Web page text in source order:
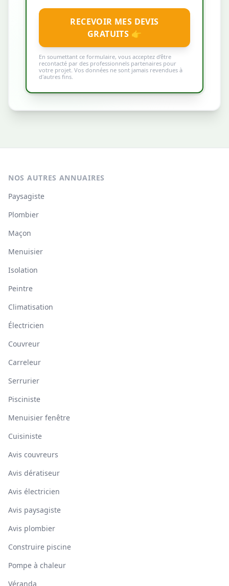
RECEVOIR MES DEVIS
GRATUITS 👉
En soumettant ce formulaire, vous acceptez d'être
recontacté par des professionnels partenaires pour
votre projet. Vos données ne sont jamais revendues à
d'autres fins.
NOS AUTRES ANNUAIRES
Paysagiste
Plombier
Maçon
Menuisier
Isolation
Peintre
Climatisation
Électricien
Couvreur
Carreleur
Serrurier
Pisciniste
Menuisier fenêtre
Cuisiniste
Avis couvreurs
Avis dératiseur
Avis électricien
Avis paysagiste
Avis plombier
Construire piscine
Pompe à chaleur
Véranda